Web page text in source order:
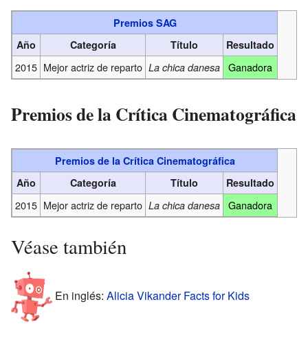
Premios SAG
Año
Categoría Título Resultado
2015 Mejor actriz de reparto La chica danesa Ganadora
Premios de la Crítica Cinematográfica
Premios de la Crítica Cinematográfica
Año
Categoría Título Resultado
2015 Mejor actriz de reparto La chica danesa Ganadora
Véase también
En inglés: Alicia Vikander Facts for Kids